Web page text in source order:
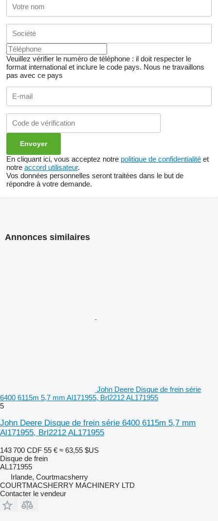
Veuillez vérifier le numéro de téléphone : il doit respecter le
format international et inclure le code pays. Nous ne travaillons
pas avec ce pays
En cliquant ici, vous acceptez notre politique de confidentialité et
notre accord utilisateur.
Vos données personnelles seront traitées dans le but de
répondre à votre demande.
Annonces similaires
John Deere Disque de frein série
6400 6115m 5,7 mm Al171955, Brl2212 AL171955
5
John Deere Disque de frein série 6400 6115m 5,7 mm
Al171955, Brl2212 AL171955
143 700 CDF 55 € ≈ 63,55 $US
Disque de frein
AL171955
Irlande, Courtmacsherry
COURTMACSHERRY MACHINERY LTD
Contacter le vendeur